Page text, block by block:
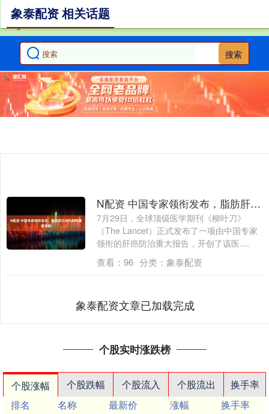
搜索
象泰配资 相关话题
N配资 中国专家领衔发布，脂肪肝已成为肝癌重要诱因
7月29日，全球顶级医学期刊《柳叶刀》
（The Lancet）正式发布了一项由中国专家
领衔的肝癌防治重大报告，开创了该医....
查看： 96 分类： 象泰配资
象泰配资文章已加载完成
个股实时涨跌榜
个股涨幅 个股跌幅 个股流入 个股流出
换手率
排名
名称 最新价 涨幅
换手率